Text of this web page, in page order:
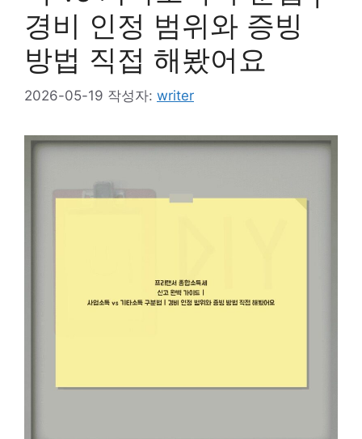
경비 인정 범위와 증빙
방법 직접 해봤어요
2026-05-19 작성자: writer